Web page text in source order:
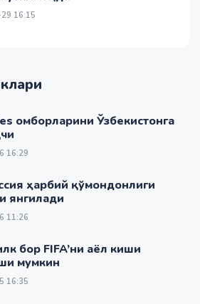
16:15
омборларини Ўзбекистонга
16:29
ҳарбий қўмондонлиги
янгилади
11:26
бор FIFA’ни аёл киши
мумкин
16:35